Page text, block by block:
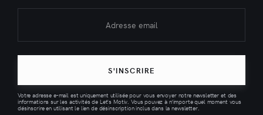
S'INSCRIRE
Votre adresse e-mail est uniquement utilisée pour vous envoyer notre newsletter et des
informations sur les activités de Let's Motiv. Vous pouvez à n'importe quel moment vous
désinscrire en utilisant le lien de désinscription inclus dans la newsletter.